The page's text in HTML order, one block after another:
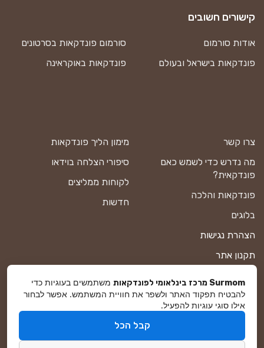
צרו קשר
מה נדרש כדי לשמש כאם
פונדקאית?
פונדקאות והלכה
בלוגים
הצהרת נגישות
תקנון אתר
מפת אתר
מימון הליך פונדקאות
סיפורי הצלחה בוידאו
לקוחות ממליצים
חדשות
קישורים חשובים
אודות סורמום
סורמום פונדקאות בסרטונים
פונדקאות בישראל ובעולם
פונדקאות באוקראינה
Surmom מרכז בינלאומי לפונדקאות
משתמשים בעוגיות כדי
להבטיח תפקוד האתר ולשפר את חוויית המשתמש. אפשר לבחור
אילו סוגי עוגיות להפעיל.
קבל הכל